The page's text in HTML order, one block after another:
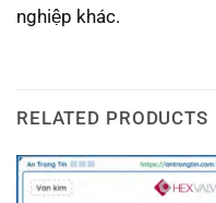
nghiệp khác.
RELATED PRODUCTS